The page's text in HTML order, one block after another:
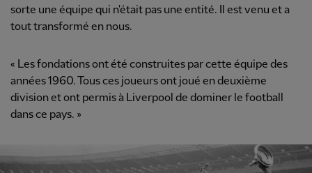
sorte une équipe qui n'était pas une entité. Il est venu et a
tout transformé en nous.
« Les fondations ont été construites par cette équipe des
années 1960. Tous ces joueurs ont joué en deuxième
division et ont permis à Liverpool de dominer le football
dans ce pays. »